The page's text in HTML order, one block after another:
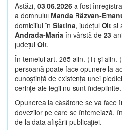
Astăzi, 03.06.2026 a fost
a domnului Manda Răzvan-
domiciliul în Slatina, județul Olt și
Andrada-Maria în vârstă de 23
județul Olt.
În temeiul art. 285 alin. (1) și alin.
persoană poate face opunere la
cunoștință de existența unei
cerințe ale legii nu sunt îndeplinite.
Opunerea la căsătorie se va face
dovezilor pe care se întemeiază,
de la data afișării publicației.